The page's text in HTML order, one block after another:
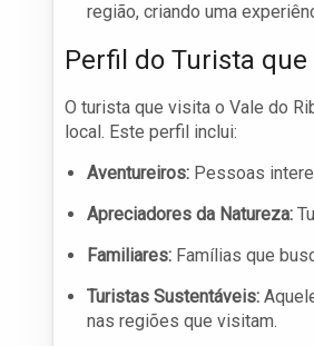
região, criando uma
Perfil do Turista que
O turista que visita o Vale do
local. Este perfil inclui:
Aventureiros: Pessoas
Apreciadores da Natureza:
Familiares: Famílias que
Turistas Sustentáveis:
nas regiões que visitam.